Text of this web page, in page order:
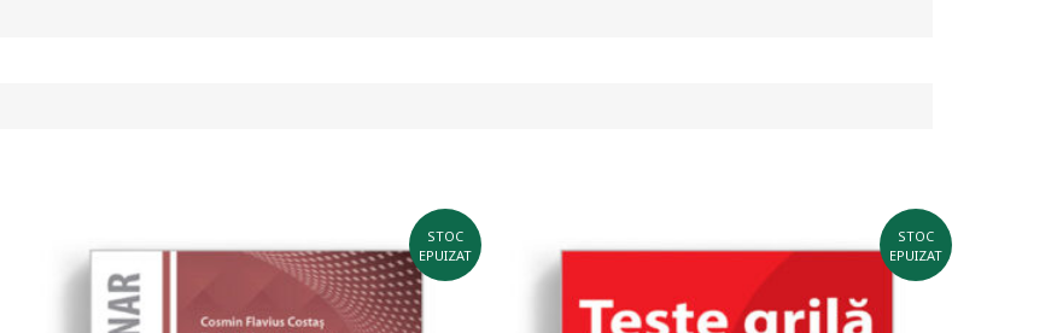
STOC
EPUIZAT
STOC
EPUIZAT